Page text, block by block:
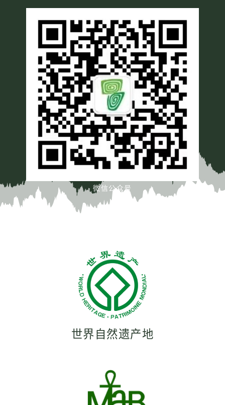
微信公众号
世界自然遗产地